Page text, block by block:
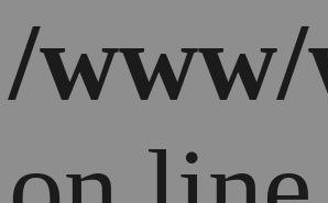
/